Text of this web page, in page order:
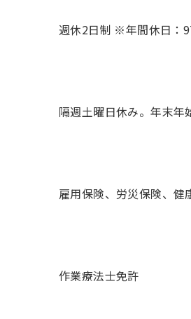
週休2日制 ※年間休日：
隔週土曜日休み。年末
雇用保険、労災保険、健
作業療法士免許